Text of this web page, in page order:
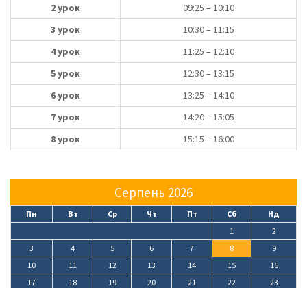
2 урок
09:25 – 10:10
3 урок
10:30 – 11:15
4 урок
11:25 – 12:10
5 урок
12:30 – 13:15
6 урок
13:25 – 14:10
7 урок
14:20 – 15:05
8 урок
15:15 – 16:00
Серпень 2026
Пн Вт Ср Чт Пт Сб
Нд
1
2
3
4 5 6 7 8
9
10
11 12 13 14 15
16
17
18 19 20 21 22
23